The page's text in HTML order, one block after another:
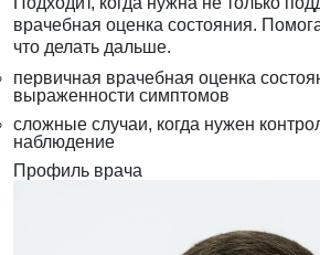
врачебная оценка состояния.
что делать дальше.
первичная врачебная оценка
выраженности симптомов
сложные случаи, когда нужен
наблюдение
Профиль врача